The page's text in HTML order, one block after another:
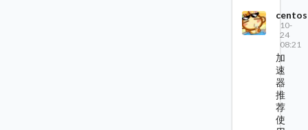
centos
10-
24
08:21
加
速
器
推
荐
使